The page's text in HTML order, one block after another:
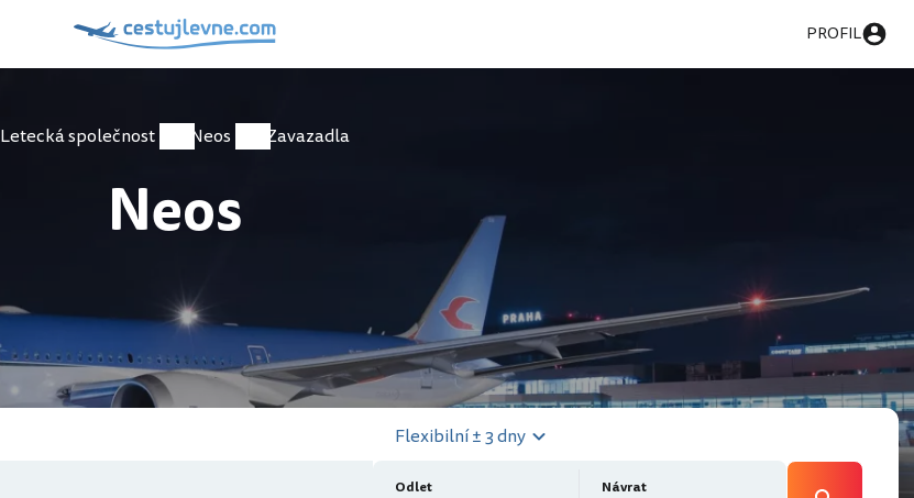
PROFIL
Letecká společnost Neos Zavazadla
Neos
Flexibilní ± 3 dny
Odlet Návrat